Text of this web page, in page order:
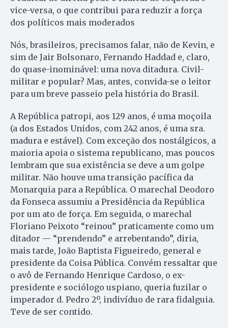
vice-versa, o que contribui para reduzir a força
dos políticos mais moderados
Nós, brasileiros, precisamos falar, não de Ke­vin, e
sim de Jair Bol­so­naro, Fernando Haddad e, claro,
do quase-inominável: uma nova ditadura. Civil-
militar e popular? Mas, antes, convida-se o leitor
para um breve passeio pela história do Brasil.
A República patropi, aos 129 anos, é uma moçoila
(a dos Estados Unidos, com 242 anos, é uma sra.
madura e estável). Com exceção dos nostálgicos, a
maioria apoia o sistema republicano, mas poucos
lembram que sua existência se deve a um golpe
militar. Não houve uma transição pacífica da
Monarquia para a República. O marechal Deodoro
da Fonseca assumiu a Presidência da República
por um ato de força. Em seguida, o marechal
Floriano Peixoto “reinou” praticamente como um
ditador — “prendendo” e arrebentando”, diria,
mais tarde, João Baptista Figueiredo, general e
presidente da Coisa Pública. Convém ressaltar que
o avô de Fernando Henrique Cardoso, o ex-
presidente e sociólogo uspiano, queria fuzilar o
imperador d. Pedro 2º, indivíduo de rara fidalguia.
Teve de ser contido.